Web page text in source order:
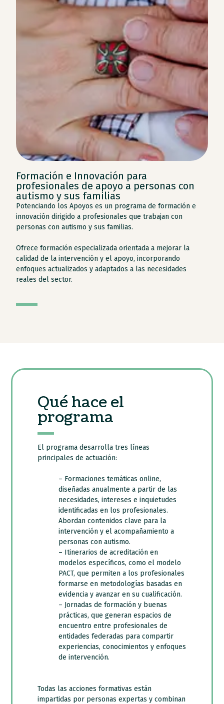
Formación e Innovación para
profesionales de apoyo a personas con
autismo y sus familias
Potenciando los Apoyos es un programa de formación e
innovación dirigido a profesionales que trabajan con
personas con autismo y sus familias.
Ofrece formación especializada orientada a mejorar la
calidad de la intervención y el apoyo, incorporando
enfoques actualizados y adaptados a las necesidades
reales del sector.
Qué hace el
programa
El programa desarrolla tres líneas
principales de actuación:
– Formaciones temáticas online,
diseñadas anualmente a partir de las
necesidades, intereses e inquietudes
identificadas en los profesionales.
Abordan contenidos clave para la
intervención y el acompañamiento a
personas con autismo.
– Itinerarios de acreditación en
modelos específicos, como el modelo
PACT, que permiten a los profesionales
formarse en metodologías basadas en
evidencia y avanzar en su cualificación.
– Jornadas de formación y buenas
prácticas, que generan espacios de
encuentro entre profesionales de
entidades federadas para compartir
experiencias, conocimientos y enfoques
de intervención.
Todas las acciones formativas están
impartidas por personas expertas y combinan